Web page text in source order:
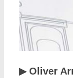
▶︎ Oliver